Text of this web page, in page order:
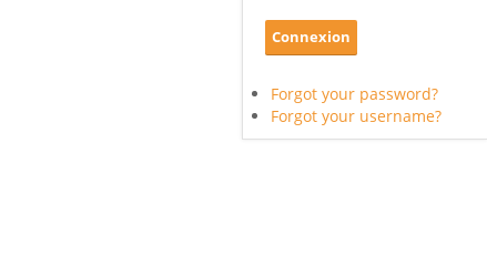
Forgot your password?
Forgot your username?